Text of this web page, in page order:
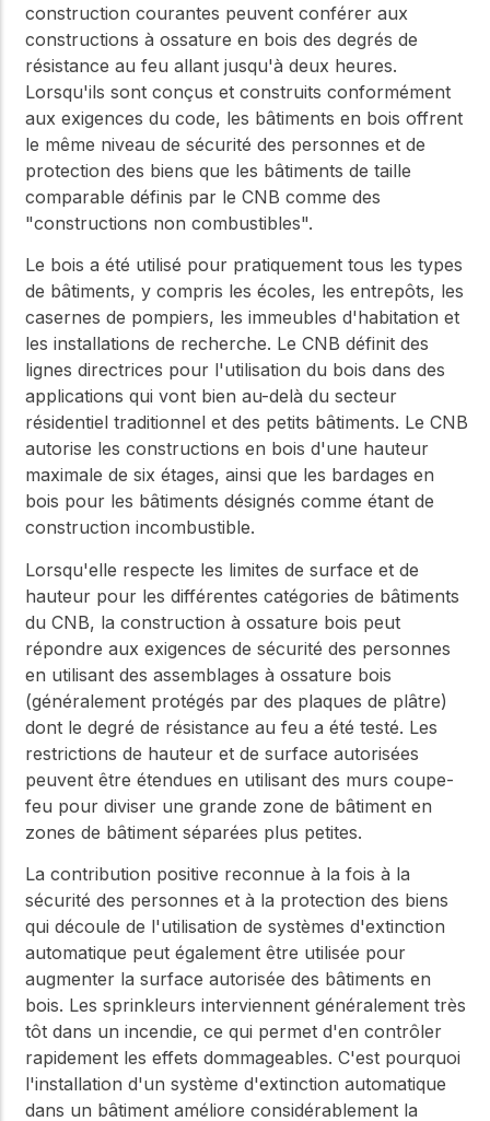
construction courantes peuvent conférer aux
constructions à ossature en bois des degrés de
résistance au feu allant jusqu'à deux heures.
Lorsqu'ils sont conçus et construits conformément
aux exigences du code, les bâtiments en bois offrent
le même niveau de sécurité des personnes et de
protection des biens que les bâtiments de taille
comparable définis par le CNB comme des
"constructions non combustibles".
Le bois a été utilisé pour pratiquement tous les types
de bâtiments, y compris les écoles, les entrepôts, les
casernes de pompiers, les immeubles d'habitation et
les installations de recherche. Le CNB définit des
lignes directrices pour l'utilisation du bois dans des
applications qui vont bien au-delà du secteur
résidentiel traditionnel et des petits bâtiments. Le CNB
autorise les constructions en bois d'une hauteur
maximale de six étages, ainsi que les bardages en
bois pour les bâtiments désignés comme étant de
construction incombustible.
Lorsqu'elle respecte les limites de surface et de
hauteur pour les différentes catégories de bâtiments
du CNB, la construction à ossature bois peut
répondre aux exigences de sécurité des personnes
en utilisant des assemblages à ossature bois
(généralement protégés par des plaques de plâtre)
dont le degré de résistance au feu a été testé. Les
restrictions de hauteur et de surface autorisées
peuvent être étendues en utilisant des murs coupe-
feu pour diviser une grande zone de bâtiment en
zones de bâtiment séparées plus petites.
La contribution positive reconnue à la fois à la
sécurité des personnes et à la protection des biens
qui découle de l'utilisation de systèmes d'extinction
automatique peut également être utilisée pour
augmenter la surface autorisée des bâtiments en
bois. Les sprinkleurs interviennent généralement très
tôt dans un incendie, ce qui permet d'en contrôler
rapidement les effets dommageables. C'est pourquoi
l'installation d'un système d'extinction automatique
dans un bâtiment améliore considérablement la